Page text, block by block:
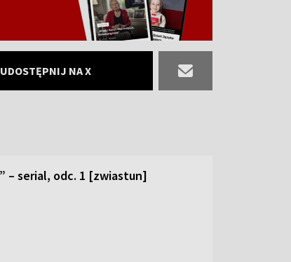
UDOSTĘPNIJ NA X
– serial, odc. 1 [zwiastun]